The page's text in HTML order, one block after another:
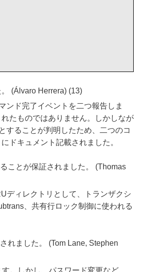
(Álvaro Herrera) (13)
ンド完了イベントを二つ報告しま
たものではありません。しかしなが
することが判明したため、二つのコ
ドキュメント記載されました。
ことが保証されました。 (Thomas
ディレクトリとして、トランザクシ
、共有行ロック制御に使われる
れました。 (Tom Lane, Stephen
。しかし、パスワード変更など、